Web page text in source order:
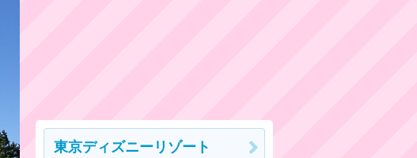
東京ディズニーリゾート